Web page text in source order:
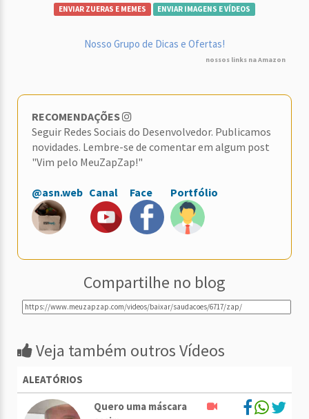
ENVIAR ZUERAS E MEMES ENVIAR IMAGENS E VÍDEOS
Nosso Grupo de Dicas e Ofertas!
nossos links na Amazon
RECOMENDAÇÕES
Seguir Redes Sociais do Desenvolvedor. Publicamos
novidades. Lembre-se de comentar em algum post
"Vim pelo MeuZapZap!"
@asn.web Canal Face Portfólio
Compartilhe no blog
Veja também outros Vídeos
ALEATÓRIOS
Quero uma máscara